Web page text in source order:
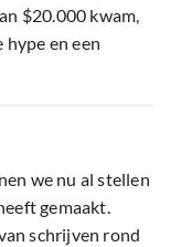
$20.000 kwam,
en een
we nu al stellen
gemaakt.
schrijven rond